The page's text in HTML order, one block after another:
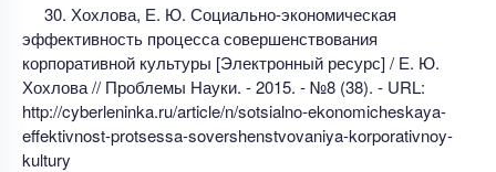
30. Хохлова, Е. Ю. Социально-экономическая
эффективность процесса совершенствования
корпоративной культуры [Электронный ресурс] / Е. Ю.
Хохлова // Проблемы Науки. - 2015. - №8 (38). - URL:
http://cyberleninka.ru/article/n/sotsialno-ekonomicheskaya-
effektivnost-protsessa-sovershenstvovaniya-korporativnoy-
kultury